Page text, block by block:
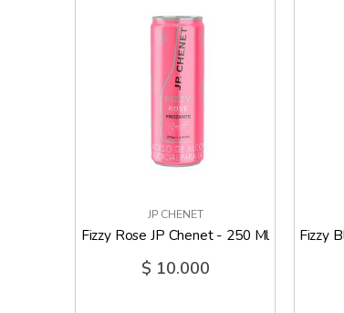
JP CHENET
Fizzy Rose JP Chenet - 250 Ml
$ 10.000
Fizzy